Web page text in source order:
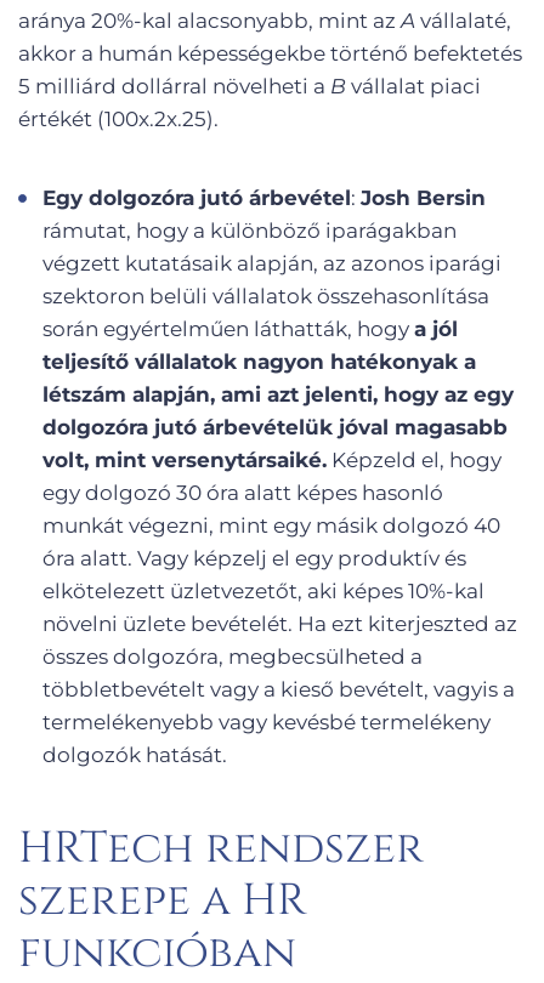
aránya 20%-kal alacsonyabb, mint azA vállalaté,
akkor a humán képességekbe történő befektetés
5 milliárd dollárral növelheti a B vállalat piaci
értékét (100x.2x.25).
Egy dolgozóra jutó árbevétel: Josh Bersin
rámutat, hogy a különböző iparágakban
végzett kutatásaik alapján, az azonos iparági
szektoron belüli vállalatok összehasonlítása
során egyértelműen láthatták, hogy a jól
teljesítő vállalatok nagyon hatékonyak a
létszám alapján, ami azt jelenti, hogy az egy
dolgozóra jutó árbevételük jóval magasabb
volt, mint versenytársaiké. Képzeld el, hogy
egy dolgozó 30 óra alatt képes hasonló
munkát végezni, mint egy másik dolgozó 40
óra alatt. Vagy képzelj el egy produktív és
elkötelezett üzletvezetőt, aki képes 10%-kal
növelni üzlete bevételét. Ha ezt kiterjeszted az
összes dolgozóra, megbecsülheted a
többletbevételt vagy a kieső bevételt, vagyis a
termelékenyebb vagy kevésbé termelékeny
dolgozók hatását.
HRTech rendszer
szerepe a HR
funkcióban